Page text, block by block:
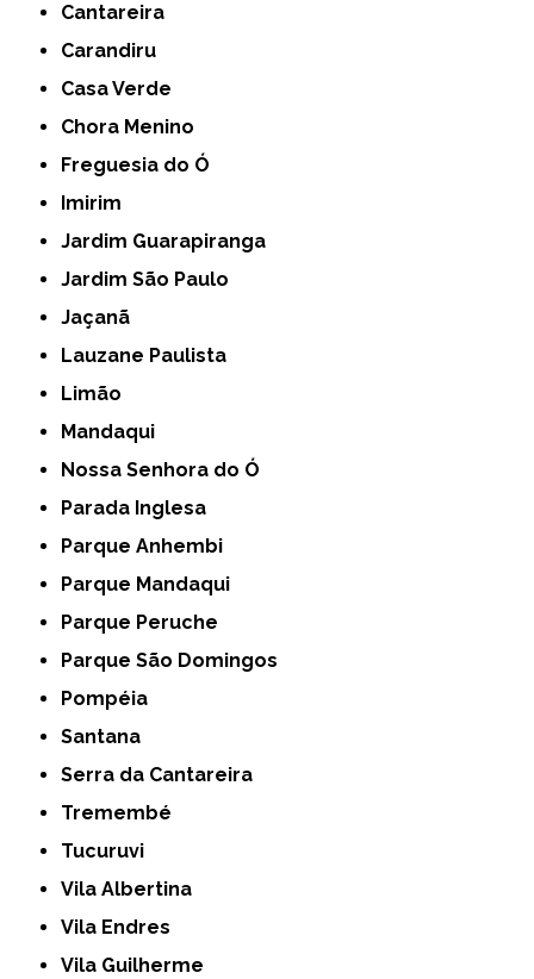
Cantareira
Carandiru
Casa Verde
Chora Menino
Freguesia do Ó
Imirim
Jardim Guarapiranga
Jardim São Paulo
Jaçanã
Lauzane Paulista
Limão
Mandaqui
Nossa Senhora do Ó
Parada Inglesa
Parque Anhembi
Parque Mandaqui
Parque Peruche
Parque São Domingos
Pompéia
Santana
Serra da Cantareira
Tremembé
Tucuruvi
Vila Albertina
Vila Endres
Vila Guilherme